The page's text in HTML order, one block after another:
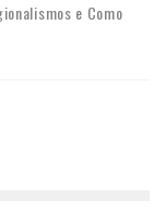
e Como